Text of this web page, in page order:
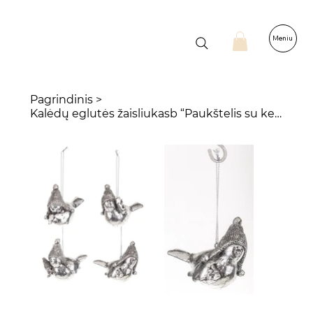
Meniu
Pagrindinis >
Kalėdų eglutės žaisliukasb “Paukštelis su kepure”